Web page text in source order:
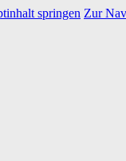
springen Zur